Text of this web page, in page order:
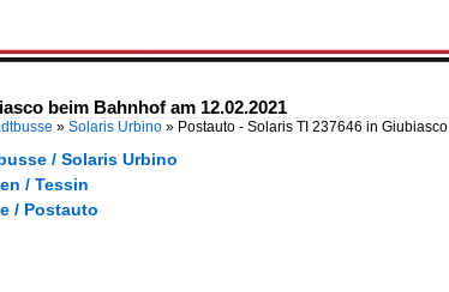
beim Bahnhof am 12.02.2021
» Solaris Urbino » Postauto - Solaris TI 237646 in Giubiasco
/ Solaris Urbino
/ Tessin
/ Postauto